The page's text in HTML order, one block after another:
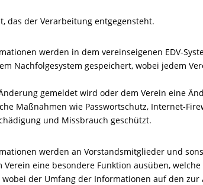
das der Verarbeitung entgegensteht.
werden in dem vereinseigenen EDV-
Nachfolgesystem gespeichert, wobei jedem
gemeldet wird oder dem Verein eine
Maßnahmen wie Passwortschutz, Internet-
und Missbrauch geschützt.
werden an Vorstandsmitglieder und
eine besondere Funktion ausüben, welche
der Umfang der Informationen auf den